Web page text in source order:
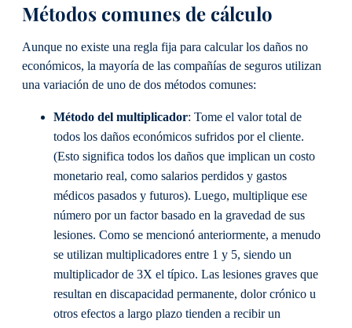
Métodos comunes de cálculo
Aunque no existe una regla fija para calcular los daños no
económicos, la mayoría de las compañías de seguros utilizan
una variación de uno de dos métodos comunes:
Método del multiplicador: Tome el valor total de
todos los daños económicos sufridos por el cliente.
(Esto significa todos los daños que implican un costo
monetario real, como salarios perdidos y gastos
médicos pasados y futuros). Luego, multiplique ese
número por un factor basado en la gravedad de sus
lesiones. Como se mencionó anteriormente, a menudo
se utilizan multiplicadores entre 1 y 5, siendo un
multiplicador de 3X el típico. Las lesiones graves que
resultan en discapacidad permanente, dolor crónico u
otros efectos a largo plazo tienden a recibir un